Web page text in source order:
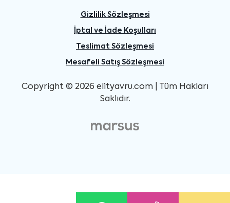
Gizlilik Sözleşmesi
İptal ve İade Koşulları
Teslimat Sözleşmesi
Mesafeli Satış Sözleşmesi
Copyright © 2026 elityavru.com | Tüm Hakları
Saklıdır.